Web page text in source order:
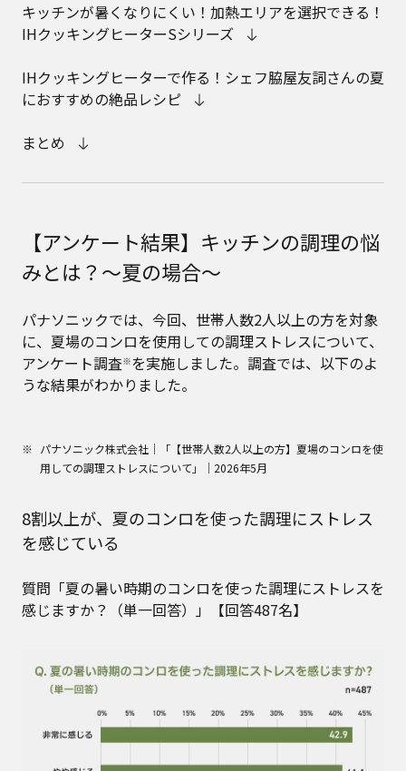
キッチンが暑くなりにくい！加熱エリアを選択できる！
IHクッキングヒーターSシリーズ
IHクッキングヒーターで作る！シェフ脇屋友詞さんの夏
におすすめの絶品レシピ
まとめ
【アンケート結果】キッチンの調理の悩
みとは？〜夏の場合〜
パナソニックでは、今回、世帯人数2人以上の方を対象
に、夏場のコンロを使用しての調理ストレスについて、
アンケート調査※を実施しました。調査では、以下のよ
うな結果がわかりました。
パナソニック株式会社｜「【世帯人数2人以上の方】夏場のコンロを使
用しての調理ストレスについて」｜2026年5月
8割以上が、夏のコンロを使った調理にストレス
を感じている
質問「夏の暑い時期のコンロを使った調理にストレスを
感じますか？（単一回答）」【回答487名】